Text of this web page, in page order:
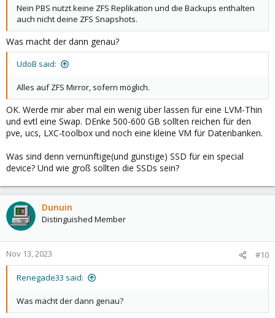
Nein PBS nutzt keine ZFS Replikation und die Backups enthalten
auch nicht deine ZFS Snapshots.
Was macht der dann genau?
UdoB said:
Alles auf ZFS Mirror, sofern möglich.
OK. Werde mir aber mal ein wenig über lassen für eine LVM-Thin
und evtl eine Swap. DEnke 500-600 GB sollten reichen für den
pve, ucs, LXC-toolbox und noch eine kleine VM für Datenbanken.
Was sind denn vernünftige(und günstige) SSD für ein special
device? Und wie groß sollten die SSDs sein?
Dunuin
Distinguished Member
Nov 13, 2023 #10
Renegade33 said:
Was macht der dann genau?